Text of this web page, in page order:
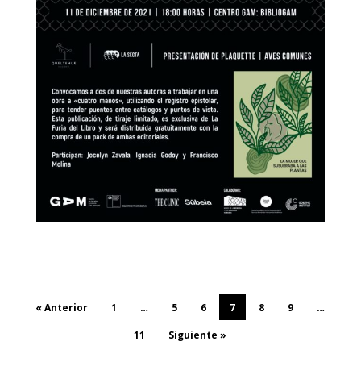
« Anterior 1 … 5 6 7 8 9
…
11
Siguiente »